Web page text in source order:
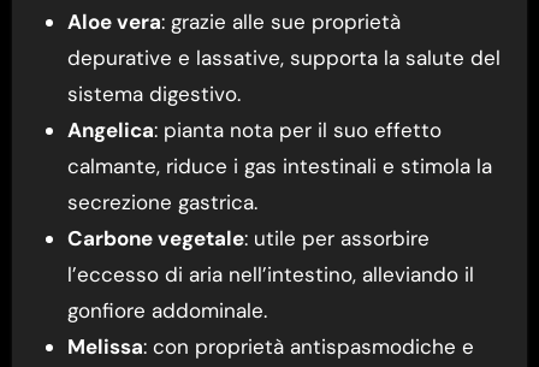
Aloe vera: grazie alle sue proprietà
depurative e lassative, supporta la salute del
sistema digestivo.
Angelica: pianta nota per il suo effetto
calmante, riduce i gas intestinali e stimola la
secrezione gastrica.
Carbone vegetale: utile per assorbire
l’eccesso di aria nell’intestino, alleviando il
gonfiore addominale.
Melissa: con proprietà antispasmodiche e